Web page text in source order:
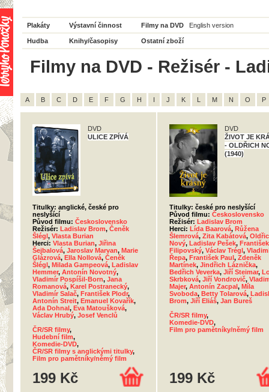
Plakáty Výstavní činnost Filmy na DVD English version
Hudba Knihy/časopisy Ostatní zboží
Filmy na DVD - Režisér -
A B C D E F G H I J K L M N O P
DVD
ULICE ZPÍVÁ
Titulky: anglické, české pro
neslyšící
Původ filmu: Československo
Režisér: Ladislav Brom, Čeněk
Šlégl, Vlasta Burian
Herci: Vlasta Burian, Jiřina
Šejbalová, Jaroslav Marvan, Marie
Glázrová, Ella Nollová, Čeněk
Šlégl, Milada Gampeová, Ladislav
Hemmer, Antonín Novotný,
Vladimír Pospíšil-Born, Jana
Romanová, Karel Postranecký,
Vladimír Salač, František Plodr,
Antonín Streit, Emanuel Kovařík,
Ada Dohnal, Eva Matoušková,
Václav Hrubý, Josef Venclů
ČR/SR filmy,
Hudební film,
Komedie-DVD,
ČR/SR filmy s anglickými titulky,
Film pro pamětníky/němý film
199 Kč
DVD
ŽIVOT JE
- OLDŘICH
(1940)
Titulky: české pro neslyšící
Původ filmu: Československo
Režisér: Ladislav Brom
Herci: Lída Baarová, Růžena
Šlemrová, Zita Kabátová,
Nový, Ladislav Pešek, František
Filipovský, Václav Trégl,
Řepa, František Paul, Zdeněk
Martínek, Jindřich Láznička,
Bedřich Veverka, Jiří Steimar,
Skrbková, Jiří Vondrovič,
Majer, Antonín Zacpal, Míla
Svoboda, Betty Tolarová,
Brom, Jiří Eliáš, Jan Bureš
ČR/SR filmy,
Komedie-DVD,
Film pro pamětníky/němý film
199 Kč